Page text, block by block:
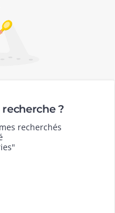
?
recherchés